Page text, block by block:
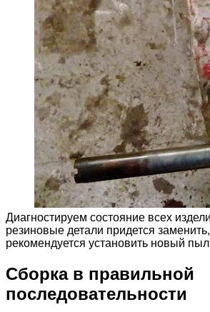
Диагностируем состояние всех
резиновые детали придется
рекомендуется установить новый
Сборка в правильной
последовательности